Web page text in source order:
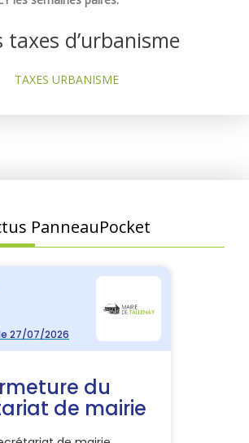
taxes d’urbanisme
TAXES URBANISME
PanneauPocket